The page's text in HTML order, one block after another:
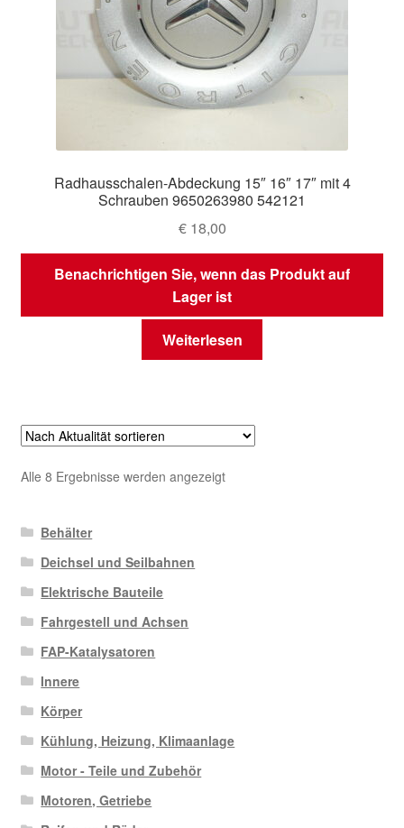
Radhausschalen-Abdeckung 15″ 16″ 17″ mit 4
Schrauben 9650263980 542121
€18,00
Benachrichtigen Sie, wenn das Produkt auf
Lager ist
Weiterlesen
Alle 8 Ergebnisse werden angezeigtNach
Behälter
Deichsel und Seilbahnen
Elektrische Bauteile
Fahrgestell und Achsen
FAP-Katalysatoren
Innere
Körper
Kühlung, Heizung, Klimaanlage
Motor - Teile und Zubehör
Motoren, Getriebe